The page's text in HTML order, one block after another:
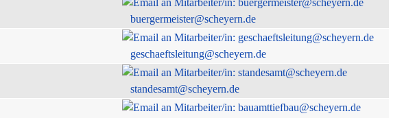
buergermeister@scheyern.de
geschaeftsleitung@scheyern.de
standesamt@scheyern.de